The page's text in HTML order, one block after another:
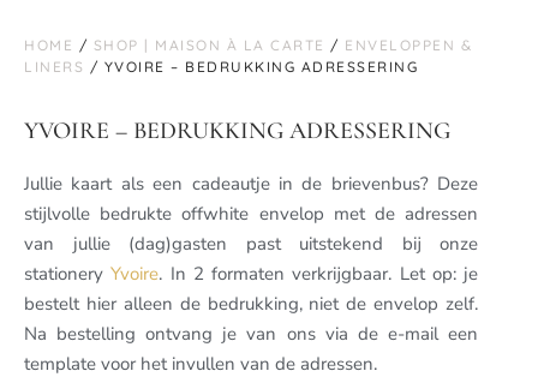
HOME / SHOP | MAISON À LA CARTE / ENVELOPPEN &
LINERS / YVOIRE – BEDRUKKING ADRESSERING
YVOIRE – BEDRUKKING ADRESSERING
Jullie kaart als een cadeautje in de brievenbus? Deze
stijlvolle bedrukte offwhite envelop met de adressen
van jullie (dag)gasten past uitstekend bij onze
stationeryYvoire. In 2 formaten verkrijgbaar. Let op: je
bestelt hier alleen de bedrukking, niet de envelop zelf.
Na bestelling ontvang je van ons via de e-mail een
template voor het invullen van de adressen.